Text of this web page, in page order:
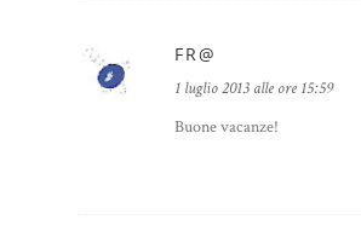
FR@
1 luglio 2013 alle ore 15:59
Buone vacanze!